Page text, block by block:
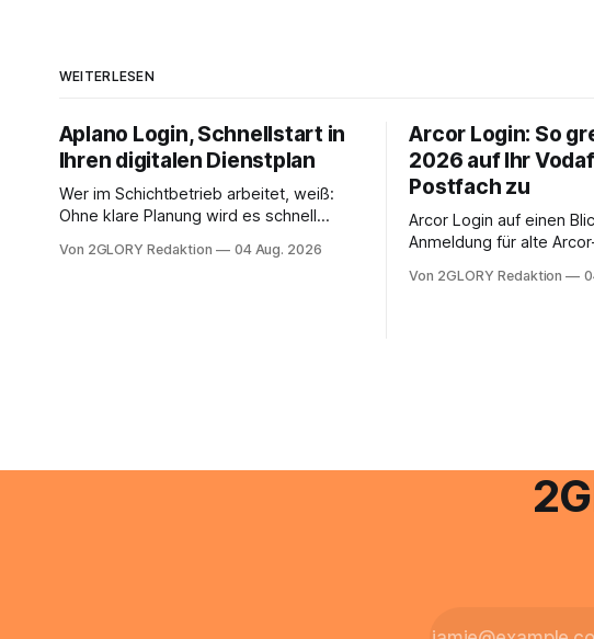
WEITERLESEN
Aplano Login, Schnellstart in
Ihren digitalen Dienstplan
Wer im Schichtbetrieb arbeitet, weiß:
Ohne klare Planung wird es schnell
zentraler Zugangspunkt, um dienstpläne,
Von 2GLORY Redaktion 04 Aug. 2026
Arcor Login: So
2026 auf Ihr
Postfach zu
Arcor Login auf einen Blick
Anmeldung für alte
noch eine e mail
Von 2GLORY Redaktion